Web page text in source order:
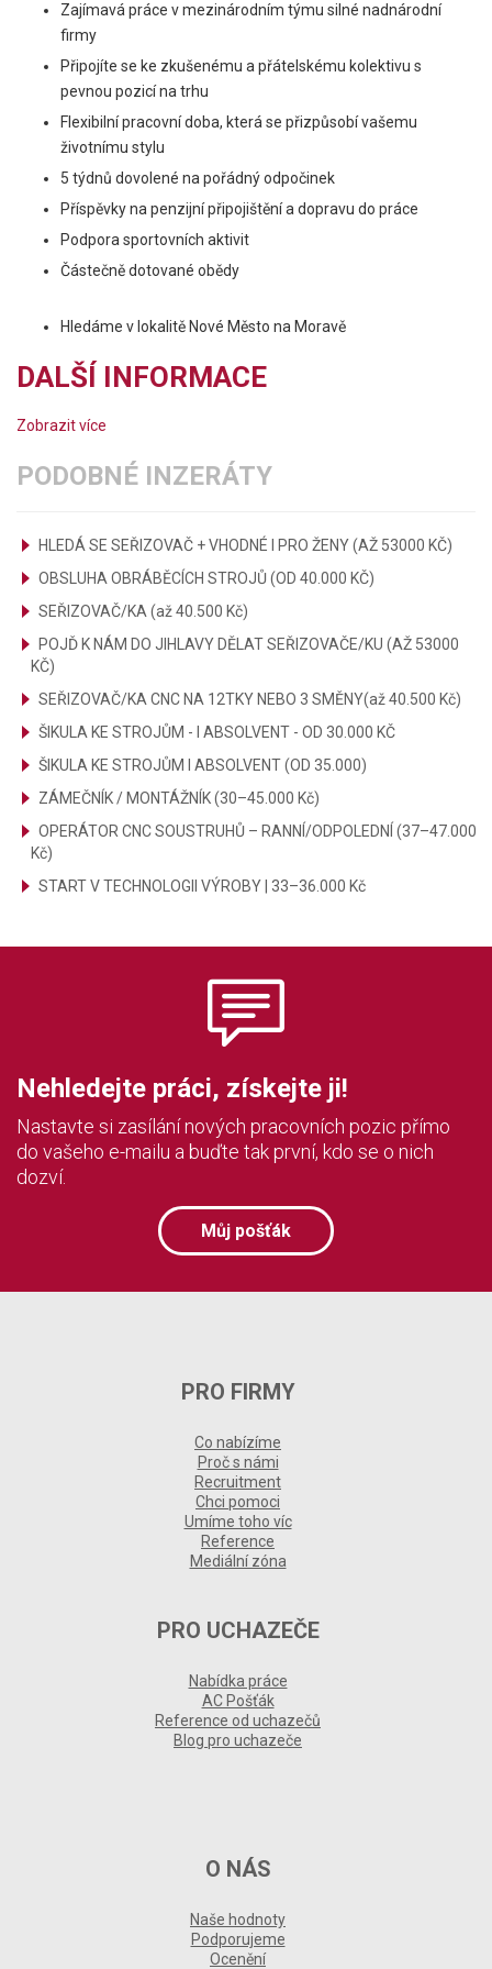
Zajímavá práce v mezinárodním týmu silné nadnárodní
firmy
Připojíte se ke zkušenému a přátelskému kolektivu s
pevnou pozicí na trhu
Flexibilní pracovní doba, která se přizpůsobí vašemu
životnímu stylu
5 týdnů dovolené na pořádný odpočinek
Příspěvky na penzijní připojištění a dopravu do práce
Podpora sportovních aktivit
Částečně dotované obědy
Hledáme v lokalitě Nové Město na Moravě
DALŠÍ INFORMACE
Zobrazit více
PODOBNÉ INZERÁTY
HLEDÁ SE SEŘIZOVAČ + VHODNÉ I PRO ŽENY (AŽ 53000 KČ)
OBSLUHA OBRÁBĚCÍCH STROJŮ (OD 40.000 KČ)
SEŘIZOVAČ/KA (až 40.500 Kč)
POJĎ K NÁM DO JIHLAVY DĚLAT SEŘIZOVAČE/KU (AŽ 53000
KČ)
SEŘIZOVAČ/KA CNC NA 12TKY NEBO 3 SMĚNY(až 40.500 Kč)
ŠIKULA KE STROJŮM - I ABSOLVENT - OD 30.000 KČ
ŠIKULA KE STROJŮM I ABSOLVENT (OD 35.000)
ZÁMEČNÍK / MONTÁŽNÍK (30–45.000 Kč)
OPERÁTOR CNC SOUSTRUHŮ – RANNÍ/ODPOLEDNÍ (37–47.000
Kč)
START V TECHNOLOGII VÝROBY | 33–36.000 Kč
Nehledejte práci, získejte ji!
Nastavte si zasílání nových pracovních pozic přímo
do vašeho e-mailu a buďte tak první, kdo se o nich
dozví.
Můj pošťák
PRO FIRMY
Co nabízíme
Proč s námi
Recruitment
Chci pomoci
Umíme toho víc
Reference
Mediální zóna
PRO UCHAZEČE
Nabídka práce
AC Pošťák
Reference od uchazečů
Blog pro uchazeče
O NÁS
Naše hodnoty
Podporujeme
Ocenění